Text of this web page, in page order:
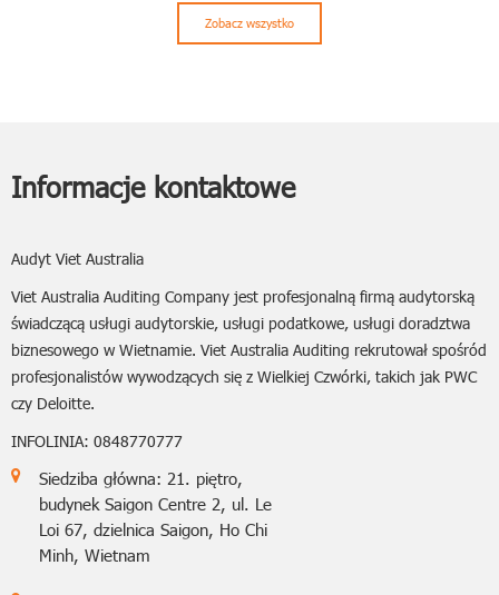
Zobacz wszystko
Informacje kontaktowe
Audyt Viet Australia
Viet Australia Auditing Company jest profesjonalną firmą audytorską
świadczącą usługi audytorskie, usługi podatkowe, usługi doradztwa
biznesowego w Wietnamie. Viet Australia Auditing rekrutował spośród
profesjonalistów wywodzących się z Wielkiej Czwórki, takich jak PWC
czy Deloitte.
INFOLINIA: 0848770777
Siedziba główna: 21. piętro,
budynek Saigon Centre 2, ul. Le
Loi 67, dzielnica Saigon, Ho Chi
Minh, Wietnam